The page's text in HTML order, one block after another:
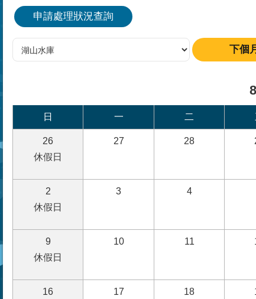
申請處理狀況查詢
下個月
日 一 二
26
休假日
27 28
2
休假日
3 4
9
休假日
10 11
16
17 18